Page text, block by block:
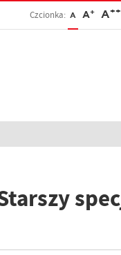
Czcionka: A A+ A++